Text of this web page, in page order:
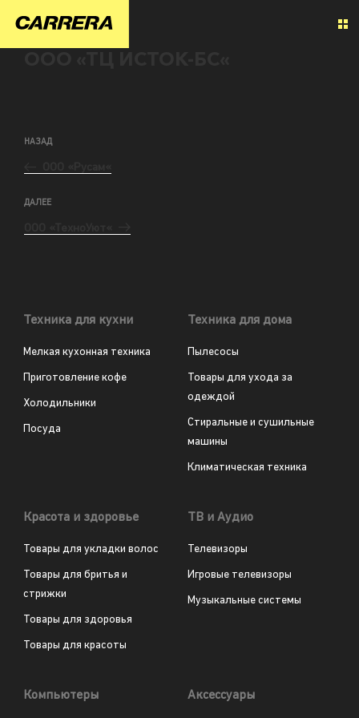
НАЗАД
ДАЛЕЕ
Техника для кухни
Мелкая кухонная техника
Приготовление кофе
Холодильники
Посуда
Техника для дома
Пылесосы
Товары для ухода за
одеждой
Стиральные и сушильные
машины
Климатическая техника
Красота и здоровье
Товары для укладки волос
Товары для бритья и
стрижки
Товары для здоровья
Товары для красоты
ТВ и Аудио
Телевизоры
Игровые телевизоры
Музыкальные системы
Компьютеры Аксессуары